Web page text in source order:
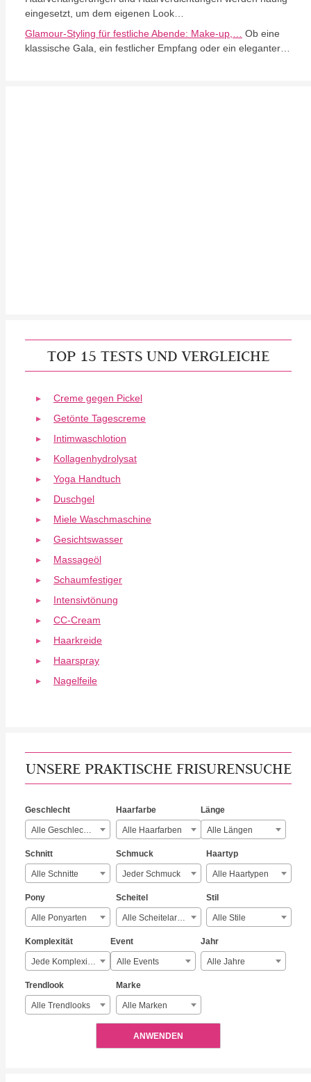
eingesetzt, um dem eigenen Look…
Glamour-Styling für festliche Abende: Make-up,…
Ob eine
klassische Gala, ein festlicher Empfang oder ein eleganter…
TOP 15 TESTS UND VERGLEICHE
Creme gegen Pickel
Getönte Tagescreme
Intimwaschlotion
Kollagenhydrolysat
Yoga Handtuch
Duschgel
Miele Waschmaschine
Gesichtswasser
Massageöl
Schaumfestiger
Intensivtönung
CC-Cream
Haarkreide
Haarspray
Nagelfeile
UNSERE PRAKTISCHE FRISURENSUCHE
Geschlecht
Alle Geschlechter
Haarfarbe
Alle Haarfarben
Länge
Alle Längen
Schnitt
Alle Schnitte
Schmuck
Jeder Schmuck
Haartyp
Alle Haartypen
Pony
Alle Ponyarten
Scheitel
Alle Scheitelarten
Stil
Alle Stile
Komplexität
Jede Komplexität
Event
Alle Events
Jahr
Alle Jahre
Trendlook
Alle Trendlooks
Marke
Alle Marken
ANWENDEN